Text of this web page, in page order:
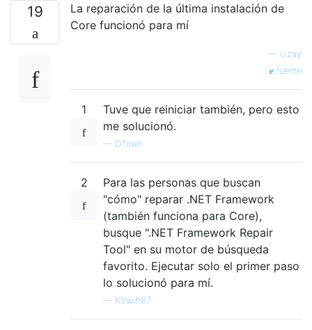
19
La reparación de la última instalación de
Core funcionó para mí
— Uzay
fuente
1
Tuve que reiniciar también, pero esto
me solucionó.
— DTown
2
Para las personas que buscan
"cómo" reparar .NET Framework
(también funciona para Core),
busque ".NET Framework Repair
Tool" en su motor de búsqueda
favorito. Ejecutar solo el primer paso
lo solucionó para mí.
— KSwift87